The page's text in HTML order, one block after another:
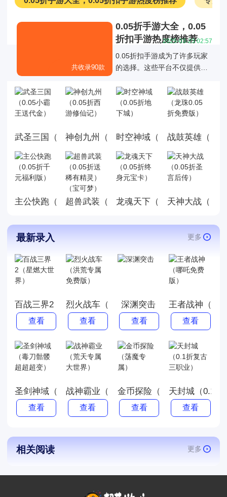
共收录90款
0.05折手游大全，0.05
折扣手游热度榜推荐
2025-03-23 02:57
0.05折扣手游成为了许多玩家
的选择。这些平台不仅提供了
各种折扣福利活动优化了玩家
的游戏体验，0.05折扣手游成
为了许多玩家的选择。
武圣三国（0.05小霸王送代金）
神创九州（0.05折西游修仙记）
时空神域（0.05折地下城）
战鼓英雄（龙
主公快跑（0.05折千元福利版）
超兽武装（0.05折送稀有精灵）（宝可梦
龙魂天下（0.05折终身元宝
天神大战（
最新录入 更多
百战三界2（星燃大世界）
查看
烈火战车（洪荒专属免费版）
查看
深渊突击
查看
王者战神（哪
查看
圣剑神域（毒刀骷髅超超超变）
查看
战神霸业（荒天专属大世界）
查看
金币探险（荡魔专属）
查看
天封城（0.1折
查看
相关阅读 更多